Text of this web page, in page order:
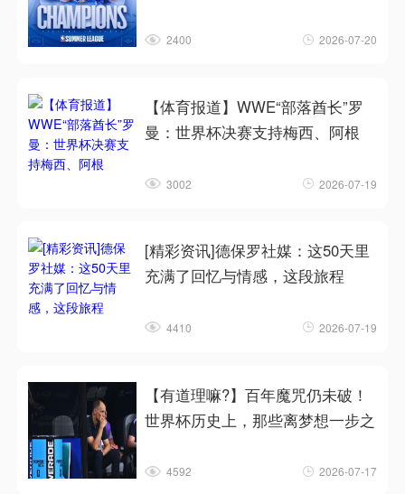
2400 2026-07-20
【体育报道】WWE“部落酋长”罗
曼：世界杯决赛支持梅西、阿根
3002 2026-07-19
[精彩资讯]德保罗社媒：这50天里
充满了回忆与情感，这段旅程
4410 2026-07-19
【有道理嘛?】百年魔咒仍未破！
世界杯历史上，那些离梦想一步之
4592 2026-07-17